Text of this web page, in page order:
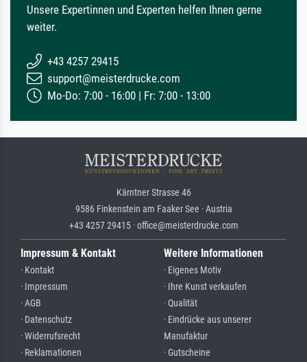
Unsere Expertinnen und Experten helfen Ihnen gerne
weiter.
+43 4257 29415
support@meisterdrucke.com
Mo-Do: 7:00 - 16:00 | Fr: 7:00 - 13:00
Kärntner Strasse 46
9586 Finkenstein am Faaker See · Austria
+43 4257 29415 · office@meisterdrucke.com
Impressum & Kontakt
· Kontakt
· Impressum
· AGB
· Datenschutz
· Widerrufsrecht
· Reklamationen
Weitere Informationen
· Eigenes Motiv
· Ihre Kunst verkaufen
· Qualität
· Eindrücke aus unserer
Manufaktur
· Gutscheine